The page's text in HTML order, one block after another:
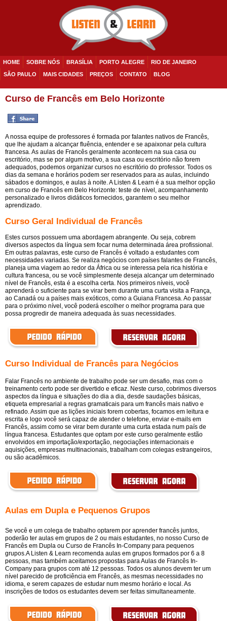
HOME SOBRE NÓS BRASÍLIA PORTO ALEGRE
RIO DE JANEIRO
SÃO PAULO
MAIS CIDADES PREÇOS CONTATO BLOG
Curso de Francês em Belo Horizonte
A nossa equipe de professores é formada por falantes nativos de Francês,
que lhe ajudam a alcançar fluência, entender e se apaixonar pela cultura
francesa. As aulas de Francês geralmente acontecem na sua casa ou
escritório, mas se por algum motivo, a sua casa ou escritório não forem
adequados, podemos organizar cursos no escritório do professor. Todos os
dias da semana e horários podem ser reservados para as aulas, incluindo
sábados e domingos, e aulas à noite. A Listen & Learn é a sua melhor opção
em curso de Francês em Belo Horizonte: teste de nível, acompanhamento
personalizado e livros didáticos fornecidos, garantem o seu melhor
aprendizado.
Curso Geral Individual de Francês
Estes cursos possuem uma abordagem abrangente. Ou seja, cobrem
diversos aspectos da língua sem focar numa determinada área profissional.
Em outras palavras, este curso de Francês é voltado a estudantes com
necessidades variadas. Se realiza negócios com países falantes de Francês,
planeja uma viagem ao redor da África ou se interessa pela rica história e
cultura francesa, ou se você simplesmente deseja alcançar um determinado
nível de Francês, esta é a escolha certa. Nos primeiros níveis, você
aprenderá o suficiente para se virar bem durante uma curta visita a França,
ao Canadá ou a países mais exóticos, como a Guiana Francesa. Ao passar
para o próximo nível, você poderá escolher o melhor programa para que
possa progredir de maneira adequada às suas necessidades.
Curso Individual de Francês para Negócios
Falar Francês no ambiente de trabalho pode ser um desafio, mas com o
treinamento certo pode ser divertido e eficaz. Neste curso, cobrimos diversos
aspectos da língua e situações do dia a dia, desde saudações básicas,
etiqueta empresarial a regras gramaticais para um francês mais nativo e
refinado. Assim que as lições iniciais forem cobertas, focamos em leitura e
escrita e logo você será capaz de atender o telefone, enviar e-mails em
Francês, assim como se virar bem durante uma curta estada num país de
língua francesa. Estudantes que optam por este curso geralmente estão
envolvidos em importação/exportação, negociações internacionais e
aquisições, empresas multinacionais, trabalham com colegas estrangeiros,
ou são acadêmicos.
Aulas em Dupla e Pequenos Grupos
Se você e um colega de trabalho optarem por aprender francês juntos,
poderão ter aulas em grupos de 2 ou mais estudantes, no nosso Curso de
Francês em Dupla ou Curso de Francês In-Company para pequenos
grupos.A Listen & Learn recomenda aulas em grupos formados por 6 a 8
pessoas, mas também aceitamos propostas para Aulas de Francês In-
Company para grupos com até 12 pessoas. Todos os alunos devem ter um
nível parecido de proficiência em Francês, as mesmas necessidades no
idioma, e serem capazes de estudar num mesmo horário e local. As
inscrições de todos os estudantes devem ser feitas simultaneamente.